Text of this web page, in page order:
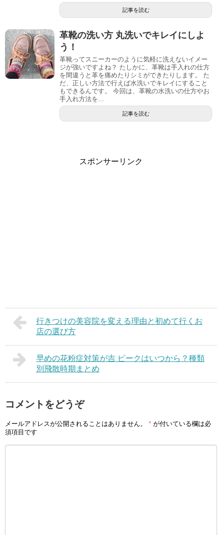
記事を読む
革靴の洗い方 丸洗いでキレイにしよ
う！
革靴ってスニーカーのように気軽に洗えないイメー
ジが強いですよね？ たしかに、革靴は手入れの仕方
を間違うと革を痛めたりシミができたりします。 た
だ、正しい方法で行えば水洗いでキレイにすること
もできるんです。 今回は、革靴の水洗いの仕方やお
手入れ方法を...
記事を読む
スポンサーリンク
行きつけの美容院を変える理由と初めて行くお
店の選び方
早めの花粉症対策が吉 ピークはいつから？種類
別飛散時期まとめ
コメントをどうぞ
メールアドレスが公開されることはありません。 * が付いている欄は必
須項目です